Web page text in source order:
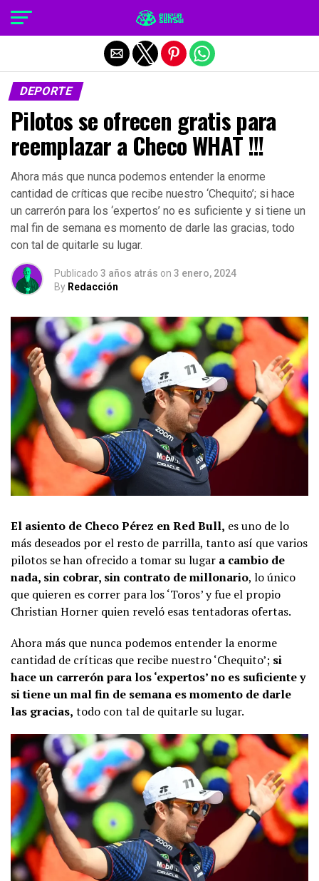
DEPORTE
Pilotos se ofrecen gratis para
reemplazar a Checo WHAT !!!
Ahora más que nunca podemos entender la enorme
cantidad de críticas que recibe nuestro ‘Chequito’; si hace
un carrerón para los ‘expertos’ no es suficiente y si tiene un
mal fin de semana es momento de darle las gracias, todo
con tal de quitarle su lugar.
Publicado 3 años atrás on 3 enero, 2024
By Redacción
El asiento de Checo Pérez en Red Bull, es uno de lo
más deseados por el resto de parrilla, tanto así que varios
pilotos se han ofrecido a tomar su lugar a cambio de
nada, sin cobrar, sin contrato de millonario, lo único
que quieren es correr para los ‘Toros’ y fue el propio
Christian Horner quien reveló esas tentadoras ofertas.
Ahora más que nunca podemos entender la enorme
cantidad de críticas que recibe nuestro ‘Chequito’; si
hace un carrerón para los ‘expertos’ no es suficiente y
si tiene un mal fin de semana es momento de darle
las gracias, todo con tal de quitarle su lugar.
Salir de la versión móvil